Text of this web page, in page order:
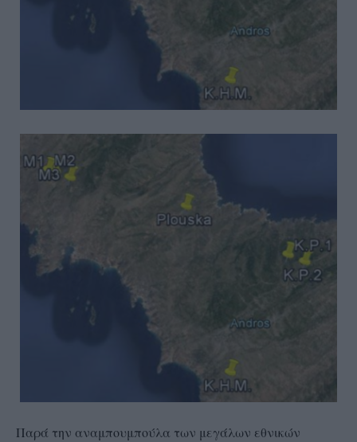
Παρά την αναμπουμπούλα των μεγάλων εθνικών